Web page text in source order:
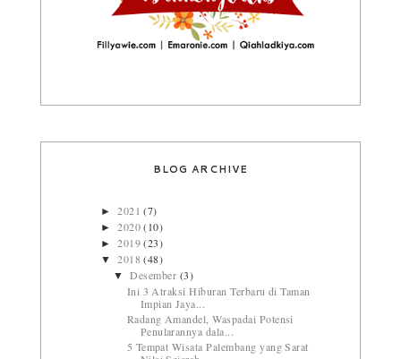
BLOG ARCHIVE
►2021(7)
►2020(10)
►2019(23)
▼2018(48)
▼Desember (3)
Ini 3 Atraksi Hiburan Terbaru di Taman
Impian Jaya...
Radang Amandel, Waspadai Potensi
Penularannya dala...
5 Tempat Wisata Palembang yang Sarat